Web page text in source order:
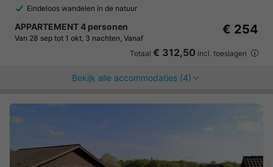
Eindeloos wandelen in de natuur
APPARTEMENT 4 personen
Van 28 sep tot 1 okt, 3 nachten, Vanaf
€ 254
Totaal € 312,50 incl. toeslagen
Bekijk alle accommodaties (4)